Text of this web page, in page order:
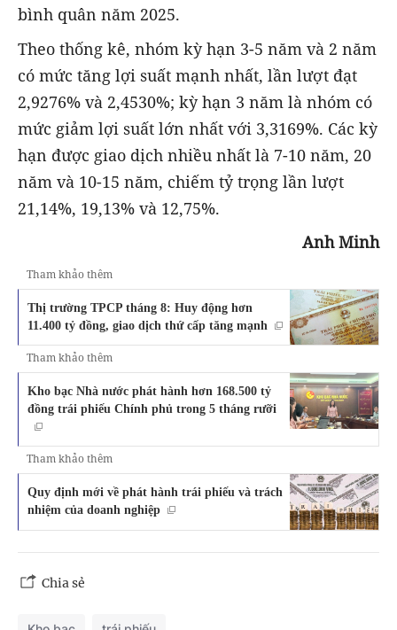
bình quân năm 2025.
Theo thống kê, nhóm kỳ hạn 3-5 năm và 2 năm
có mức tăng lợi suất mạnh nhất, lần lượt đạt
2,9276% và 2,4530%; kỳ hạn 3 năm là nhóm có
mức giảm lợi suất lớn nhất với 3,3169%. Các kỳ
hạn được giao dịch nhiều nhất là 7-10 năm, 20
năm và 10-15 năm, chiếm tỷ trọng lần lượt
21,14%, 19,13% và 12,75%.
Anh Minh
Tham khảo thêm
Thị trường TPCP tháng 8: Huy động hơn
11.400 tỷ đồng, giao dịch thứ cấp tăng mạnh
Tham khảo thêm
Kho bạc Nhà nước phát hành hơn 168.500 tỷ
đồng trái phiếu Chính phủ trong 5 tháng rưỡi
Tham khảo thêm
Quy định mới về phát hành trái phiếu và trách
nhiệm của doanh nghiệp
Chia sẻ